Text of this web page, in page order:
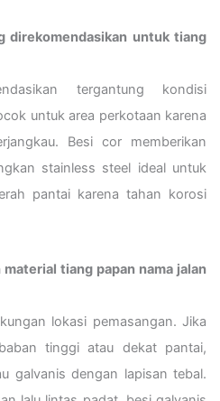
direkomendasikan untuk tiang
tergantung kondisi
untuk area perkotaan karena
Besi cor memberikan
stainless steel ideal untuk
pantai karena tahan korosi
tiang papan nama jalan
lokasi pemasangan. Jika
tinggi atau dekat pantai,
galvanis dengan lapisan tebal.